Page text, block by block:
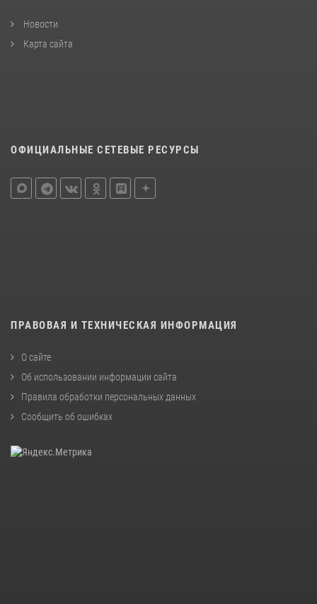
Новости
Карта сайта
ОФИЦИАЛЬНЫЕ СЕТЕВЫЕ РЕСУРСЫ
ПРАВОВАЯ И ТЕХНИЧЕСКАЯ ИНФОРМАЦИЯ
О сайте
Об использовании информации сайта
Правила обработки персональных данных
Сообщить об ошибках